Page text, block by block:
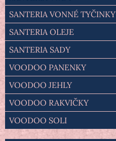
SANTERIA VONNÉ TYČINKY
SANTERIA OLEJE
SANTERIA SADY
VOODOO PANENKY
VOODOO JEHLY
VOODOO RAKVIČKY
VOODOO SOLI